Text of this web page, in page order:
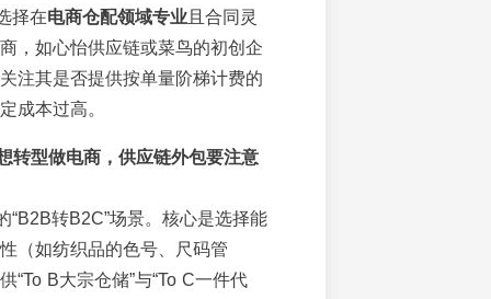
择在电商仓配领域专业且合同灵
，如心怡供应链或菜鸟的初创企
注其是否提供按单量阶梯计费的
成本过高。
转型做电商，供应链外包要注意
“B2B转B2C”场景。核心是选择能
（如纺织品的色号、尺码管
“To B大宗仓储”与“To C一件代